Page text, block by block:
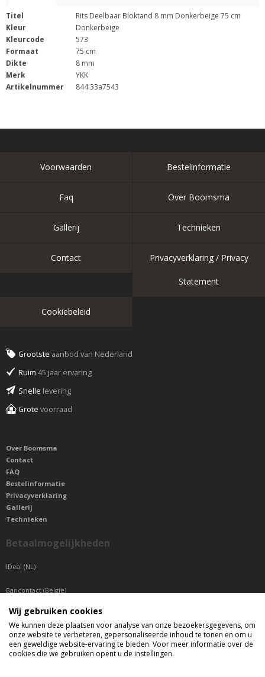
Titel
Rits Deelbaar Bloktand 8 mm Donkerbeige 75 cm
Kleur
Donkerbeige
Kleurcode
573
Formaat
75 cm
Dikte
8 mm
Merk
YKK
Artikelnummer
844.33a7543
Voorwaarden Bestelinformatie
Faq Over Boomsma
Gallerij Technieken
Contact Privacyverklaring / Privacy
Statement
Cookiebeleid
Grootste aanbod van Nederland
Ruim 45 jaar ervaring
Snelle levering
Grote voorraad
Over Boomsma
Contact
FAQ
Bestelinformatie
Privacyverklaring
Gallerij
Technieken
Betaalmogelijkheden
IDeal (NL)
Bancontact (België)
Sepa betaling (Overige landen)
Telefonisch bereikbaar
Wij gebruiken cookies
We kunnen deze plaatsen voor analyse van onze bezoekersgegevens, om
onze website te verbeteren, gepersonaliseerde inhoud te tonen en om u
een geweldige website-ervaring te bieden. Voor meer informatie over de
cookies die we gebruiken opent u de instellingen.